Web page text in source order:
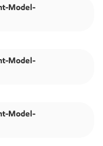
Model-
Model-
Model-